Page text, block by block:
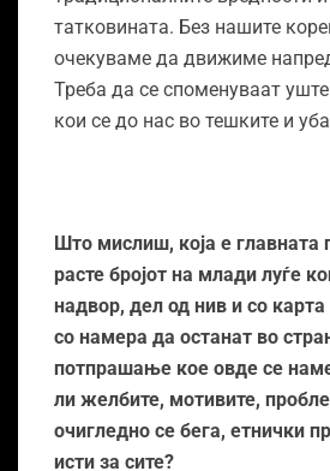
татковината. Без нашите
очекуваме да движиме
Треба да се споменуваат
кои се до нас во тешките и
Што мислиш, која е главната
расте бројот на млади луѓе
надвор, дел од нив и со
со намера да останат во
потпрашање кое овде се
ли желбите, мотивите,
очигледно се бега, етнички
исти за сите?